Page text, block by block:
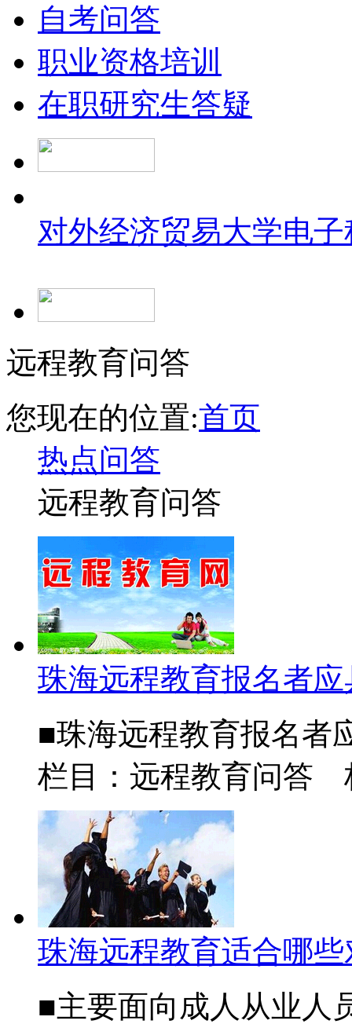
自考问答
职业资格培训
在职研究生答疑
对外经济贸易大学电
远程教育问答
您现在的位置:首页
热点问答
远程教育问答
珠海远程教育报名者
■珠海远程教育报名者
栏目：远程教育问
珠海远程教育适合哪些
■主要面向成人从业人